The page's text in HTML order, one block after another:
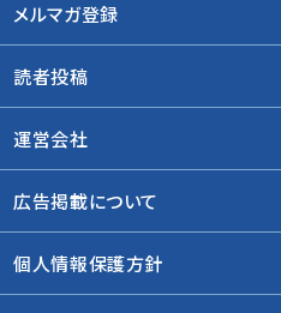
メルマガ登録
読者投稿
運営会社
広告掲載について
個人情報保護方針